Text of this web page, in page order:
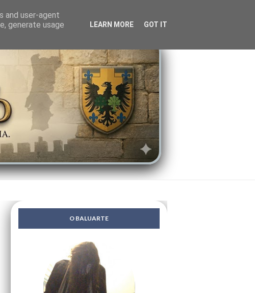
ANJOS LENDAS
O BALUARTE
and user-agent
generate usage
LEARN MORE GOT IT